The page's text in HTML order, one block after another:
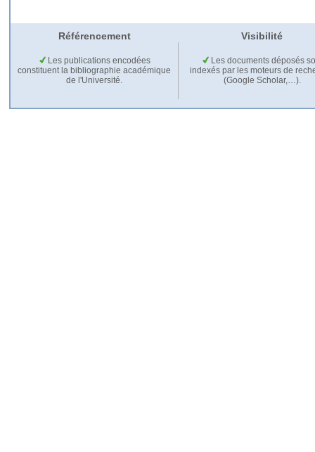
Référencement Visibilité
Les publications encodées
constituent la bibliographie académique
de l'Université.
Les documents déposés
indexés par les moteurs de
(Google Scholar,…).